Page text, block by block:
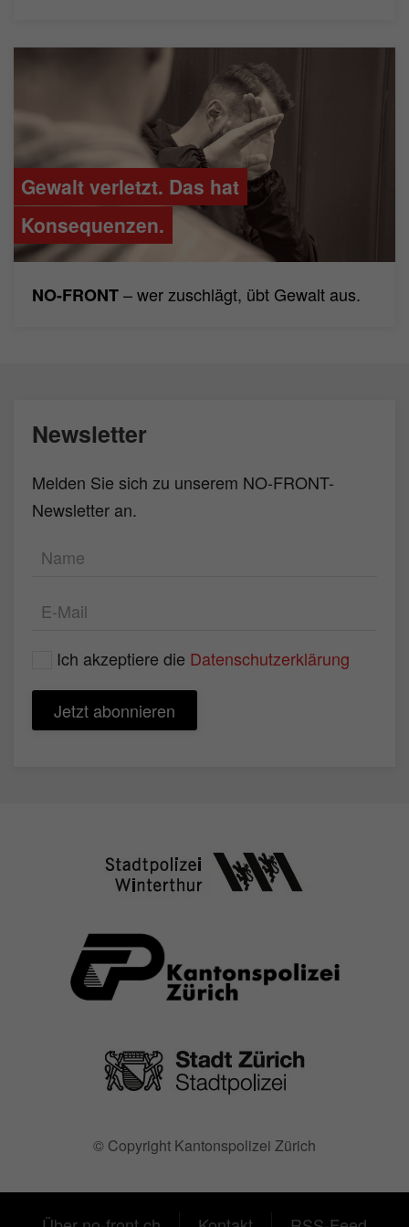
Gewalt verletzt. Das hat
Konsequenzen.
NO-FRONT– wer zuschlägt, übt Gewalt aus.
Newsletter
Melden Sie sich zu unserem NO-FRONT-
Newsletter an.
Ich akzeptiere die Datenschutzerklärung
© Copyright Kantonspolizei Zürich